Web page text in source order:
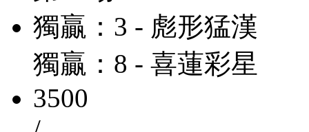
獨贏：3 - 彪形猛漢
獨贏：8 - 喜蓮彩星
3500